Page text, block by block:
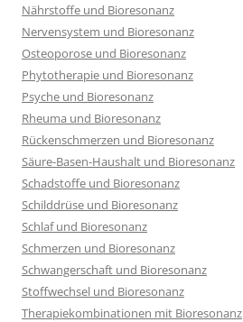
Nährstoffe und Bioresonanz
Nervensystem und Bioresonanz
Osteoporose und Bioresonanz
Phytotherapie und Bioresonanz
Psyche und Bioresonanz
Rheuma und Bioresonanz
Rückenschmerzen und Bioresonanz
Säure-Basen-Haushalt und Bioresonanz
Schadstoffe und Bioresonanz
Schilddrüse und Bioresonanz
Schlaf und Bioresonanz
Schmerzen und Bioresonanz
Schwangerschaft und Bioresonanz
Stoffwechsel und Bioresonanz
Therapiekombinationen mit Bioresonanz